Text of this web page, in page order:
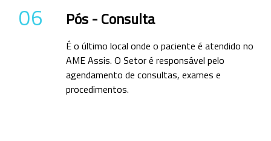
06 Pós - Consulta
É o último local onde o paciente é atendido no
AME Assis. O Setor é responsável pelo
agendamento de consultas, exames e
procedimentos.